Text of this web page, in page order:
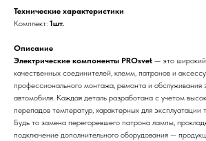
Технические характеристики
Комплект: 1шт.
Описание
Электрические компоненты PROsvet — это
качественных соединителей, клемм, патронов и
профессионального монтажа, ремонта и обслуживания
автомобиля. Каждая деталь разработана с учетом
перепадов температур, характерных для эксплуатации
Будь то замена перегоревшего патрона лампы,
подключение дополнительного оборудования —